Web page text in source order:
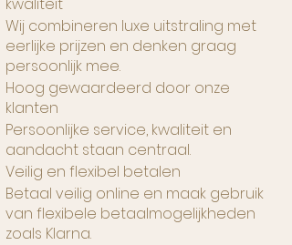
Wij combineren luxe uitstraling met
eerlijke prijzen en denken graag
persoonlijk mee.
Hoog gewaardeerd door onze
klanten
Persoonlijke service, kwaliteit en
aandacht staan centraal.
Veilig en flexibel betalen
Betaal veilig online en maak gebruik
van flexibele betaalmogelijkheden
zoals Klarna.